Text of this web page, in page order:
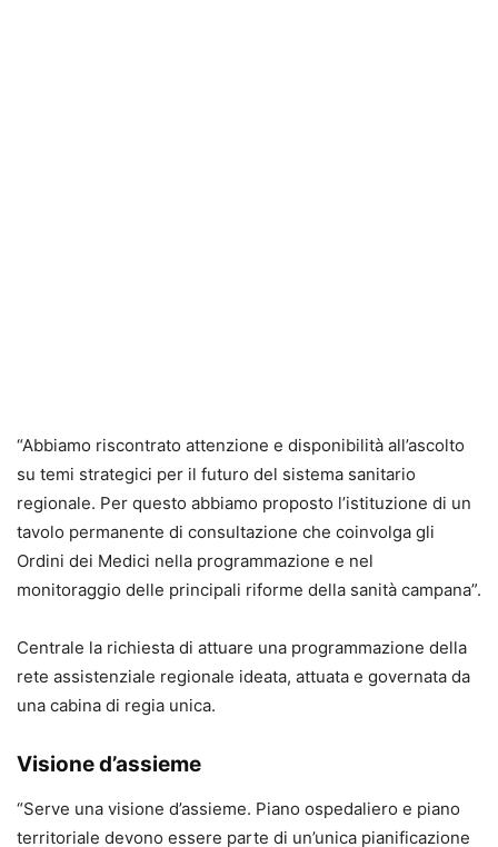
“Abbiamo riscontrato attenzione e disponibilità all’ascolto
su temi strategici per il futuro del sistema sanitario
regionale. Per questo abbiamo proposto l’istituzione di un
tavolo permanente di consultazione che coinvolga gli
Ordini dei Medici nella programmazione e nel
monitoraggio delle principali riforme della sanità campana”.
Centrale la richiesta di attuare una programmazione della
rete assistenziale regionale ideata, attuata e governata da
una cabina di regia unica.
Visione d’assieme
“Serve una visione d’assieme. Piano ospedaliero e piano
territoriale devono essere parte di un’unica pianificazione